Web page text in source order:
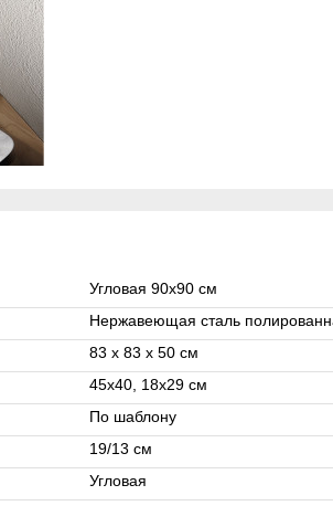
Угловая 90x90 см
Нержавеющая сталь
83 x 83 x 50 см
45x40, 18x29 см
По шаблону
19/13 см
Угловая